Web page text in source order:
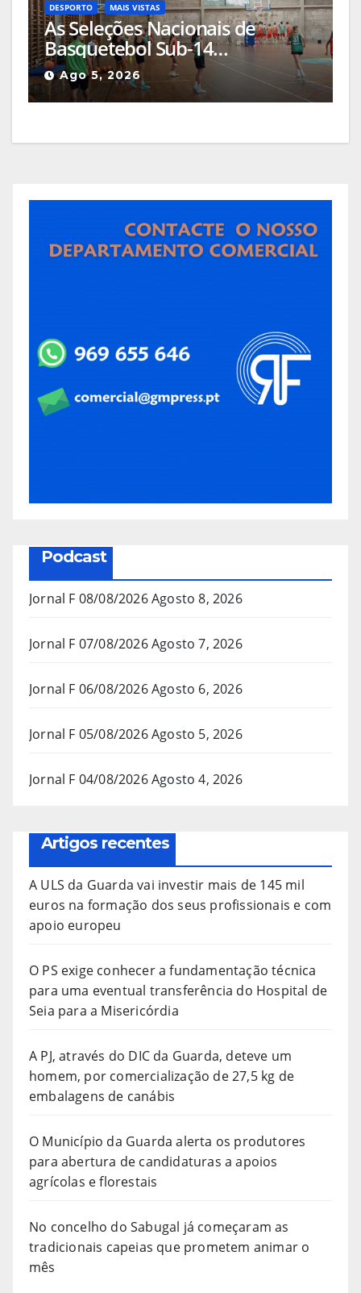
DESPORTO MAIS VISTAS
As Seleções Nacionais de
Basquetebol Sub-14
(Masculinos e Femininos) estão
a estagiar na Guarda com os
olhos postos em Espanha
Ago 5, 2026
Podcast
Jornal F 08/08/2026Agosto 8, 2026
Jornal F 07/08/2026Agosto 7, 2026
Jornal F 06/08/2026Agosto 6, 2026
Jornal F 05/08/2026Agosto 5, 2026
Jornal F 04/08/2026Agosto 4, 2026
Artigos recentes
A ULS da Guarda vai investir mais de 145 mil
euros na formação dos seus profissionais e com
apoio europeu
O PS exige conhecer a fundamentação técnica
para uma eventual transferência do Hospital de
Seia para a Misericórdia
A PJ, através do DIC da Guarda, deteve um
homem, por comercialização de 27,5 kg de
embalagens de canábis
O Município da Guarda alerta os produtores
para abertura de candidaturas a apoios
agrícolas e florestais
No concelho do Sabugal já começaram as
tradicionais capeias que prometem animar o
mês